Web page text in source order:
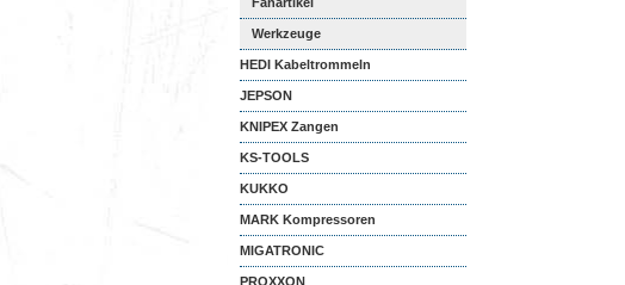
Werkzeuge
HEDI Kabeltrommeln
JEPSON
KNIPEX Zangen
KS-TOOLS
KUKKO
MARK Kompressoren
MIGATRONIC
PROXXON